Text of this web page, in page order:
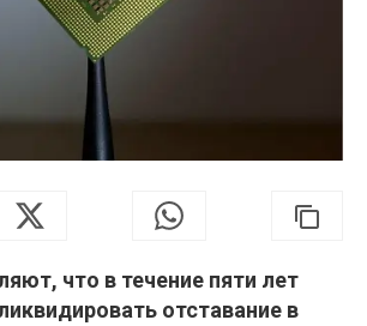
что в течение пяти лет
отставание в